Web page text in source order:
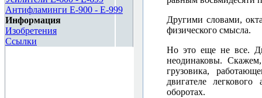
Антифламинги E-900 - E-999
Информация
Изобретения
Ссылки
Другими словами,
физического смысла.
Но это еще не все.
неодинаковы.
грузовика,
двигателе
оборотах.